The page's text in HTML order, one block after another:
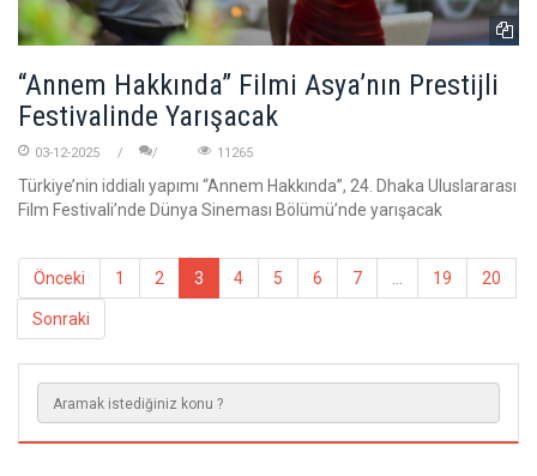
“Annem Hakkında” Filmi Asya’nın Prestijli
Festivalinde Yarışacak
03-12-2025 11265
Türkiye’nin iddialı yapımı “Annem Hakkında”, 24. Dhaka Uluslararası
Film Festivali’nde Dünya Sineması Bölümü’nde yarışacak
Önceki 1 2 3 4 5 6 7 19 20
Sonraki